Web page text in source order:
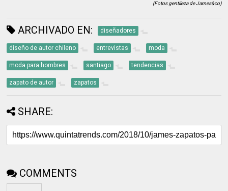
(Fotos gentileza de James&co)
ARCHIVADO EN: diseñadores
diseño de autor chileno entrevistas moda
moda para hombres santiago tendencias
zapato de autor zapatos
SHARE:
COMMENTS